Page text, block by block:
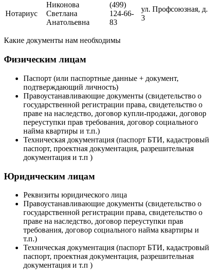
Нотариус
Никонова
Светлана
Анатольевна
(499)
124-66-
83
ул. Профсоюзная, д.
3
Какие документы нам необходимы
Физическим лицам
Паспорт (или паспортные данные + документ,
подтверждающий личность)
Правоустанавливающие документы (свидетельство о
государственной регистрации права, свидетельство о
праве на наследство, договор купли-продажи, договор
переуступки прав требования, договор социального
найма квартиры и т.п.)
Техническая документация (паспорт БТИ, кадастровый
паспорт, проектная документация, разрешительная
документация и т.п )
Юридическим лицам
Реквизиты юридического лица
Правоустанавливающие документы (свидетельство о
государственной регистрации права, свидетельство о
праве на наследство, договор переуступки прав
требования, договор социального найма квартиры и
т.п.)
Техническая документация (паспорт БТИ, кадастровый
паспорт, проектная документация, разрешительная
документация и т.п )